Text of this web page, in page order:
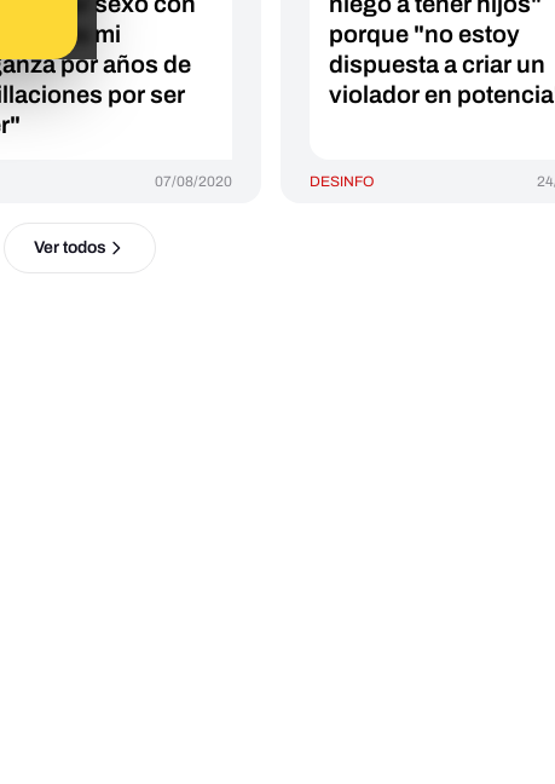
tío es mi
por años de
por ser
07/08/2020
porque "no estoy
dispuesta a criar un
violador en
DESINFO
Ver todos